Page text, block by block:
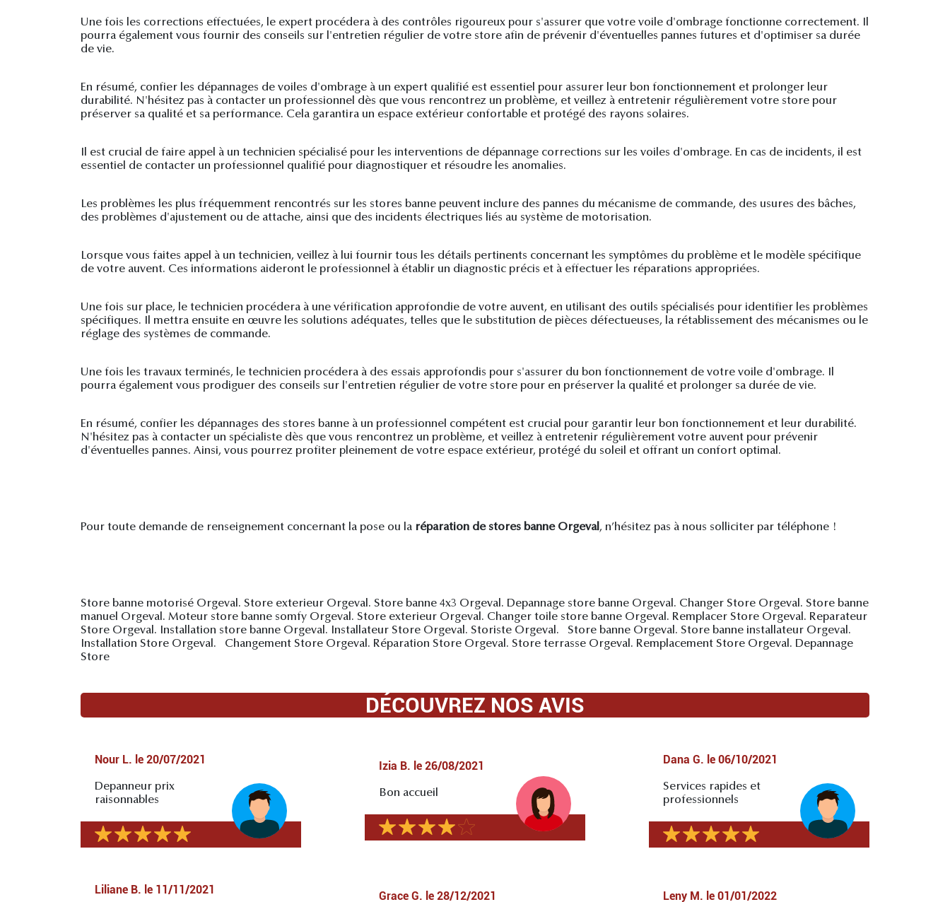
Une fois les corrections effectuées, le expert procédera à des contrôles rigoureux pour s'assurer que votre voile d'ombrage fonctionne correctement. Il
pourra également vous fournir des conseils sur l'entretien régulier de votre store afin de prévenir d'éventuelles pannes futures et d'optimiser sa durée
de vie.
En résumé, confier les dépannages de voiles d'ombrage à un expert qualifié est essentiel pour assurer leur bon fonctionnement et prolonger leur
durabilité. N'hésitez pas à contacter un professionnel dès que vous rencontrez un problème, et veillez à entretenir régulièrement votre store pour
préserver sa qualité et sa performance. Cela garantira un espace extérieur confortable et protégé des rayons solaires.
Il est crucial de faire appel à un technicien spécialisé pour les interventions de dépannage corrections sur les voiles d'ombrage. En cas de incidents, il est
essentiel de contacter un professionnel qualifié pour diagnostiquer et résoudre les anomalies.
Les problèmes les plus fréquemment rencontrés sur les stores banne peuvent inclure des pannes du mécanisme de commande, des usures des bâches,
des problèmes d'ajustement ou de attache, ainsi que des incidents électriques liés au système de motorisation.
Lorsque vous faites appel à un technicien, veillez à lui fournir tous les détails pertinents concernant les symptômes du problème et le modèle spécifique
de votre auvent. Ces informations aideront le professionnel à établir un diagnostic précis et à effectuer les réparations appropriées.
Une fois sur place, le technicien procédera à une vérification approfondie de votre auvent, en utilisant des outils spécialisés pour identifier les problèmes
spécifiques. Il mettra ensuite en œuvre les solutions adéquates, telles que le substitution de pièces défectueuses, la rétablissement des mécanismes ou le
réglage des systèmes de commande.
Une fois les travaux terminés, le technicien procédera à des essais approfondis pour s'assurer du bon fonctionnement de votre voile d'ombrage. Il
pourra également vous prodiguer des conseils sur l'entretien régulier de votre store pour en préserver la qualité et prolonger sa durée de vie.
En résumé, confier les dépannages des stores banne à un professionnel compétent est crucial pour garantir leur bon fonctionnement et leur durabilité.
N'hésitez pas à contacter un spécialiste dès que vous rencontrez un problème, et veillez à entretenir régulièrement votre auvent pour prévenir
d'éventuelles pannes. Ainsi, vous pourrez profiter pleinement de votre espace extérieur, protégé du soleil et offrant un confort optimal.
Pour toute demande de renseignement concernant la pose ou la réparation de stores banne Orgeval , n’hésitez pas à nous solliciter par téléphone !
Store banne motorisé Orgeval. Store exterieur Orgeval. Store banne 4x3 Orgeval. Depannage store banne Orgeval. Changer Store Orgeval. Store banne
manuel Orgeval. Moteur store banne somfy Orgeval. Store exterieur Orgeval. Changer toile store banne Orgeval. Remplacer Store Orgeval. Reparateur
Store Orgeval. Installation store banne Orgeval. Installateur Store Orgeval. Storiste Orgeval. Store banne Orgeval. Store banne installateur Orgeval.
Installation Store Orgeval. Changement Store Orgeval. Réparation Store Orgeval. Store terrasse Orgeval. Remplacement Store Orgeval. Depannage
Store
DÉCOUVREZ NOS AVIS
Nour L. le 20/07/2021
Depanneur prix
raisonnables
Izia B. le 26/08/2021
Bon accueil
Dana G. le 06/10/2021
Services rapides et
professionnels
Liliane B. le 11/11/2021 Grace G. le 28/12/2021 Leny M. le 01/01/2022